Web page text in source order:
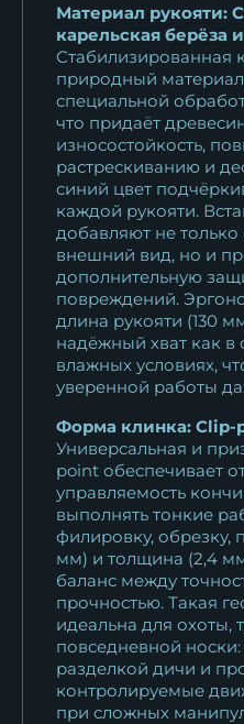
Материал рукояти:
карельская берёза
Стабилизированная
природный
специальной
что придаёт
износостойкость,
растрескиванию и
синий цвет
каждой рукояти.
добавляют не
внешний вид, но и
дополнительную
повреждений.
длина рукояти (130
надёжный хват как в
влажных условиях,
уверенной работы
Форма клинка: Clip-
Универсальная и
point обеспечивает
управляемость
выполнять тонкие
филировку, обрезку,
мм) и толщина (2,4
баланс между
прочностью. Такая
идеальна для охоты,
повседневной носки:
разделкой дичи и
контролируемые
при сложных